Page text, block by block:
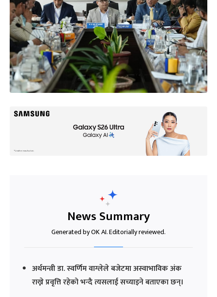
News Summary
Generated by OK AI. Editorially reviewed.
अर्थमन्त्री डा. स्वर्णिम वाग्लेले बजेटमा अस्वाभाविक अंक
राख्ने प्रवृत्ति रहेको भन्दै त्यसलाई सच्याइने बताएका छन्।